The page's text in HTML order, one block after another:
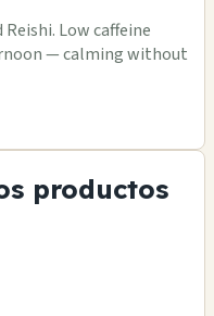
Low caffeine
— calming without
productos